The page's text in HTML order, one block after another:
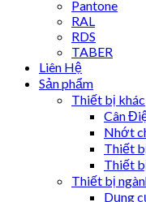
Pantone
RAL
RDS
TABER
Liên Hệ
Sản phẩm
Thiết bị khác
Cân
Nhớt
Thiết
Thiết
Thiết bị
Dụng